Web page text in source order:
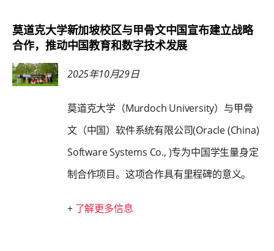
莫道克大学新加坡校区与甲骨文中国宣布建立战略
合作，推动中国教育和数字技术发展
2025年10月29日
莫道克大学（Murdoch University）与甲骨
文（中国）软件系统有限公司(Oracle (China)
Software Systems Co., )专为中国学生量身定
制合作项目。这项合作具有里程碑的意义。
+ 了解更多信息